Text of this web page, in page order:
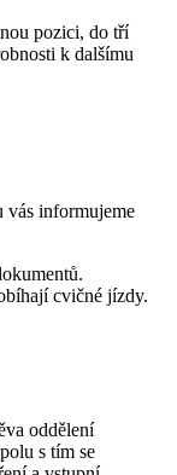
pozici, do tří
k dalšímu
vás informujeme
cvičné jízdy.
oddělení
s tím se